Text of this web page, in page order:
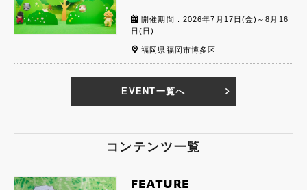
開催期間 : 2026年7月17日(金)～8月16
日(日)
福岡県福岡市博多区
EVENT一覧へ
コンテンツ一覧
FEATURE